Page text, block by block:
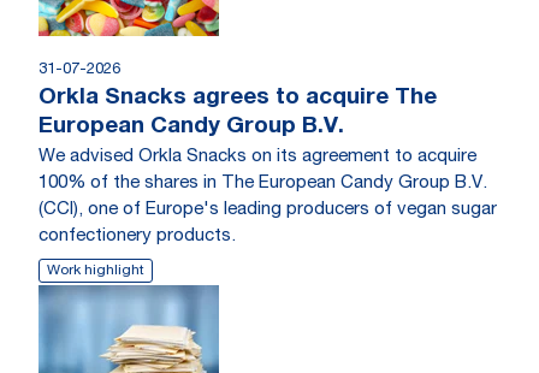
31-07-2026
Orkla Snacks agrees to acquire The
European Candy Group B.V.
We advised Orkla Snacks on its agreement to acquire
100% of the shares in The European Candy Group B.V.
(CCI), one of Europe's leading producers of vegan sugar
confectionery products.
Work highlight